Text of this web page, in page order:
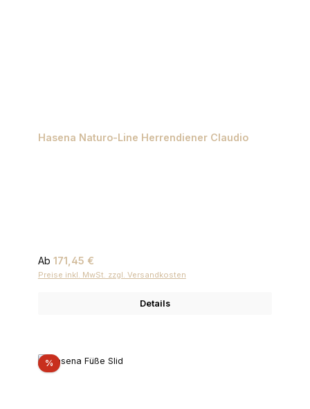
Hasena Naturo-Line Herrendiener Claudio
Regulärer Preis:
Ab 171,45 €
Preise inkl. MwSt. zzgl. Versandkosten
Details
%Rabatt